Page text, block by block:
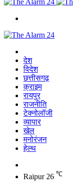
देश
विदेश
छत्तीसगढ़
क्राइम
रायपुर
राजनीति
टेक्नोलॉजी
व्यापार
खेल
मनोरंजन
हेल्थ
skin
Raipur 26 ℃